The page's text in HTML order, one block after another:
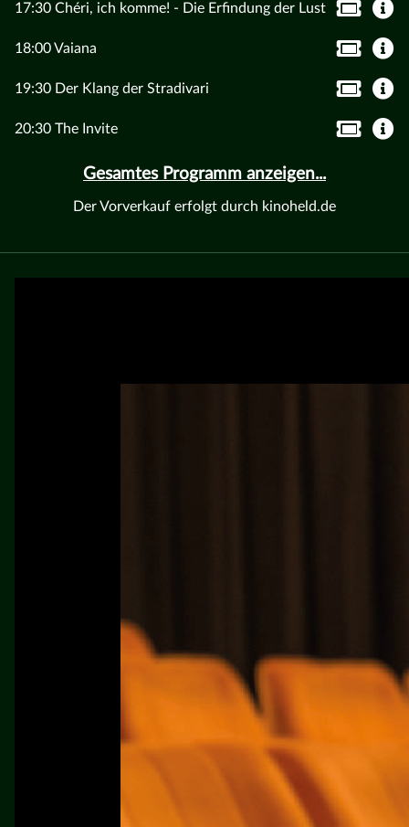
17:30 Chéri, ich komme! - Die Erfindung der Lust
18:00 Vaiana
19:30 Der Klang der Stradivari
20:30 The Invite
Gesamtes Programm anzeigen...
Der Vorverkauf erfolgt durch kinoheld.de